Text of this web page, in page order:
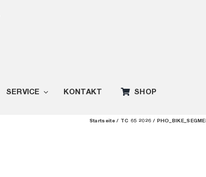
SERVICE KONTAKT SHOP
Startseite TC 65 2026